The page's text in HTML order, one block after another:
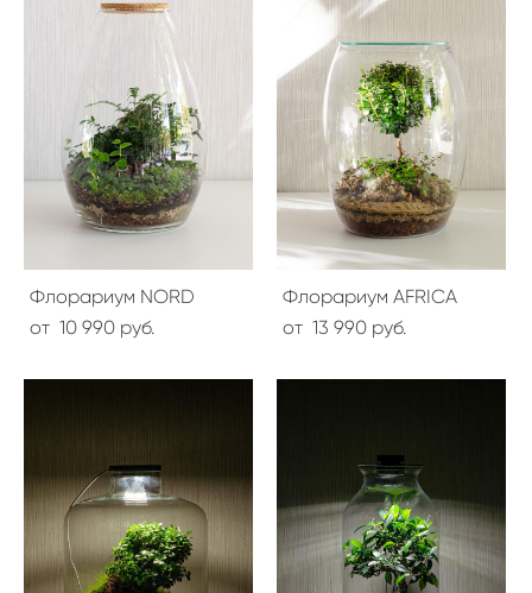
Флорариум NORD
от 10 990 pуб.
Флорариум AFRICA
от 13 990 pуб.